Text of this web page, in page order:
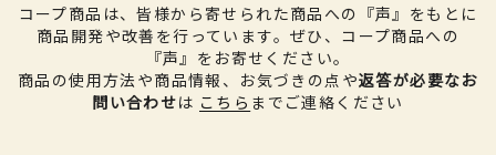
コープ商品は、皆様から寄せられた商品への『声』をもとに
商品開発や改善を行っています。 ぜひ、コープ商品への
『声』をお寄せください。
商品の使用方法や商品情報、お気づきの点や返答が必要なお
問い合わせは こちら までご連絡ください